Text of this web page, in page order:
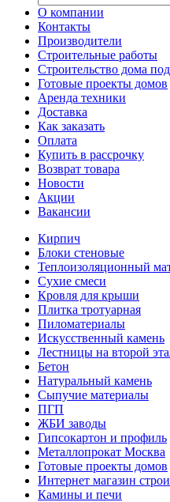
О компании
Контакты
Производители
Строительные работы
Строительство дома
Готовые проекты домов
Аренда техники
Доставка
Как заказать
Оплата
Купить в рассрочку
Возврат товара
Новости
Акции
Вакансии
Кирпич
Блоки стеновые
Теплоизоляционный
Сухие смеси
Кровля для крыши
Плитка тротуарная
Пиломатериалы
Искусственный камень
Лестницы на второй
Бетон
Натуральный камень
Сыпучие материалы
ПГП
ЖБИ заводы
Гипсокартон и профиль
Металлопрокат Москва
Готовые проекты домов
Интернет магазин
Камины и печи